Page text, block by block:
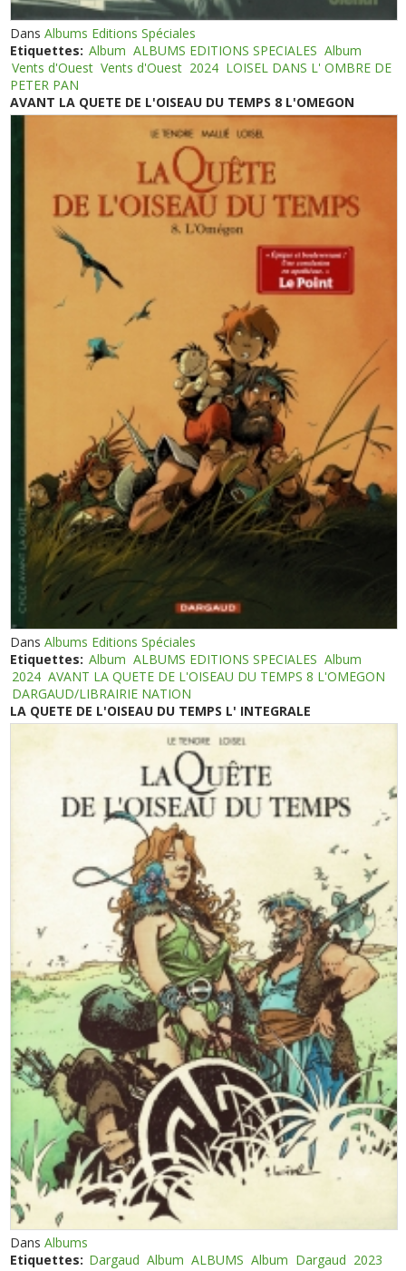
DansAlbums Editions Spéciales
Etiquettes: Album ALBUMS EDITIONS SPECIALES Album
Vents d'Ouest Vents d'Ouest 2024 LOISEL DANS L' OMBRE DE
PETER PAN
AVANT LA QUETE DE L'OISEAU DU TEMPS 8 L'OMEGON
DansAlbums Editions Spéciales
Etiquettes: Album ALBUMS EDITIONS SPECIALES Album
2024 AVANT LA QUETE DE L'OISEAU DU TEMPS 8 L'OMEGON
DARGAUD/LIBRAIRIE NATION
LA QUETE DE L'OISEAU DU TEMPS L' INTEGRALE
DansAlbums
Etiquettes: Dargaud Album ALBUMS Album Dargaud 2023